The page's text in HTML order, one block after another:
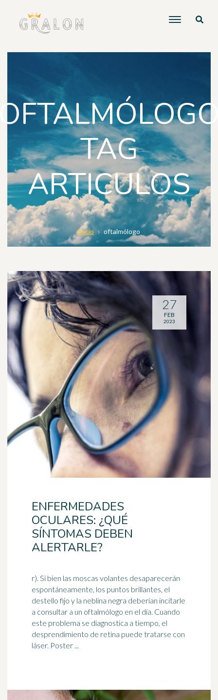
TAG
ARTICULOS
Inicio oftalmólogo
ENFERMEDADES
OCULARES: ¿QUÉ
SÍNTOMAS DEBEN
ALERTARLE?
r). Si bien las moscas volantes desaparecerán
espontáneamente, los puntos brillantes, el
destello fijo y la neblina negra deberían incitarle
a consultar a un oftalmólogo en el día. Cuando
este problema se diagnostica a tiempo, el
desprendimiento de retina puede tratarse con
láser. Poster ...
27
FEB
2023